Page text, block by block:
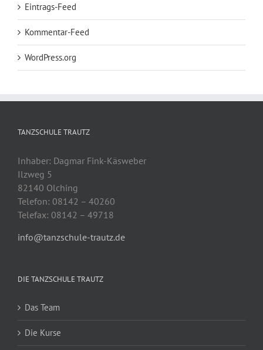
Eintrags-Feed
Kommentar-Feed
WordPress.org
TANZSCHULE TRAUTZ
Inhaber: Dagmar Fink-Käsweber
Ilzweg 5
82140 Olching
Telefon: 08142 – 40260
Telefax: 08142 – 49718
info@tanzschule-trautz.de
DIE TANZSCHULE TRAUTZ
Das Team
Die Kurse